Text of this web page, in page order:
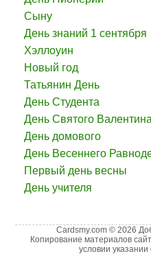
Сыну
День знаний 1 сентября
Хэллоуин
Новый год
Татьянин День
День Студента
День Святого Валентина
День домового
День Весеннего
Первый день весны
День учителя
Cardsmy.com © 2026
Копирование материалов
условии указании